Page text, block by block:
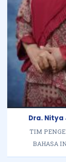
Indra Setiawan
WAKA